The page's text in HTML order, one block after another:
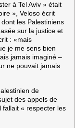
à Tel Aviv » était
», Veloso écrit
les Palestiniens
sur la justice et
: «mais
je me sens bien
jamais imaginé –
ne pouvait jamais
de
des appels de
fallait « respecter les